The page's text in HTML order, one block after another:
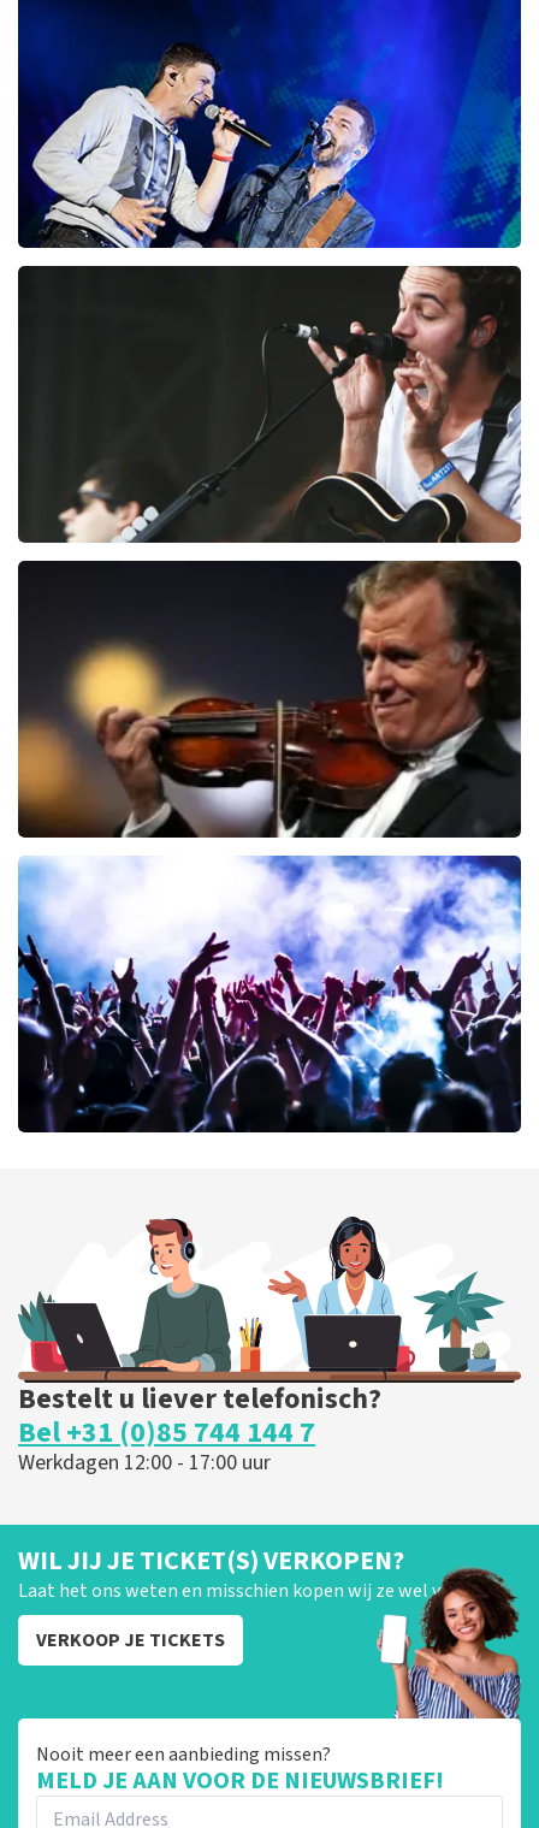
laatste 30 minuten
BESTEL NU
BESTEL NU
BESTEL NU
BESTEL NU
Bestelt u liever telefonisch?
Bel +31 (0)85 744 144 7
Werkdagen 12:00 - 17:00 uur
WIL JIJ JE TICKET(S) VERKOPEN?
Laat het ons weten en misschien kopen wij ze wel van je!
VERKOOP JE TICKETS
Nooit meer een aanbieding missen?
MELD JE AAN VOOR DE NIEUWSBRIEF!